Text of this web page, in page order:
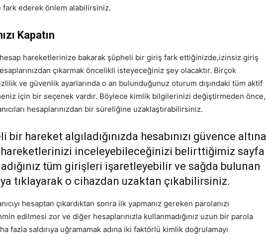
fark ederek önlem alabilirsiniz.
Kapatın
hareketlerinize bakarak şüpheli bir giriş fark ettiğinizde,izinsiz giriş
çıkarmak öncelikli isteyeceğiniz şey olacaktır. Birçok
ve güvenlik ayarlarında o an bulunduğunuz oturum dışındaki tüm aktif
için bir seçenek vardır. Böylece kimlik bilgilerinizi değiştirmeden önce,
hesaplarınızdan bir süreliğine uzaklaştırabilirsiniz.
bir hareket algıladığınızda hesabınızı güvence altına
inceleyebileceğinizi belirttiğimiz sayfa
tüm girişleri işaretleyebilir ve sağda bulunan
tıklayarak o cihazdan uzaktan çıkabilirsiniz.
hesaptan çıkardıktan sonra ilk yapmanız gereken parolanızı
edilmesi zor ve diğer hesaplarınızla kullanmadığınız uzun bir parola
fazla saldırıya uğramamak adına iki faktörlü kimlik doğrulamayı